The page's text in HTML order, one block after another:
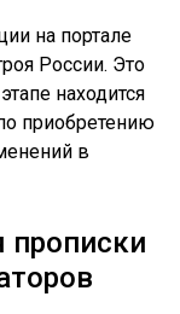
на портале
России. Это
находится
приобретению
в
прописки